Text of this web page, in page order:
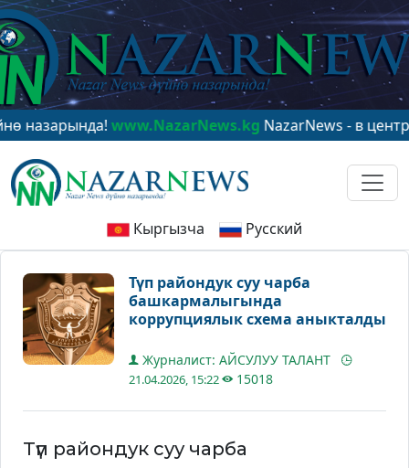
www.NazarNews.kgNazarNews - в центре
Кыргызча Русский
Түп райондук суу чарба
башкармалыгында
коррупциялык схема аныкталды
Журналист: АЙСУЛУУ ТАЛАНТ
21.04.2026, 15:22 15018
Түп райондук суу чарба